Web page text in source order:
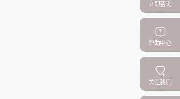
立即咨询
帮助中心
关注我们